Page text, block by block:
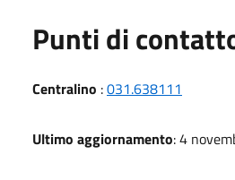
Punti di
Centralino :031.638111
Ultimo aggiornamento: 4